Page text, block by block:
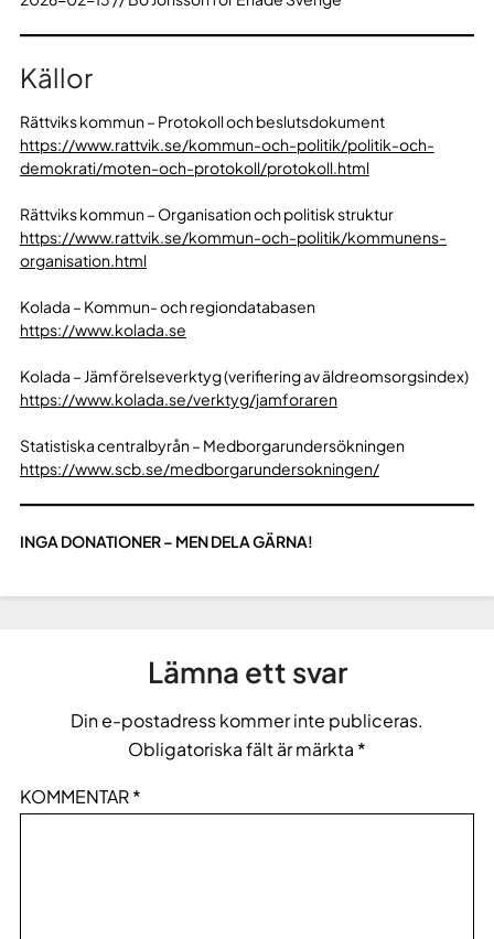
Källor
Rättviks kommun – Protokoll och beslutsdokument
https://www.rattvik.se/kommun-och-politik/politik-och-
demokrati/moten-och-protokoll/protokoll.html
Rättviks kommun – Organisation och politisk struktur
https://www.rattvik.se/kommun-och-politik/kommunens-
organisation.html
Kolada – Kommun- och regiondatabasen
https://www.kolada.se
Kolada – Jämförelseverktyg (verifiering av äldreomsorgsindex)
https://www.kolada.se/verktyg/jamforaren
Statistiska centralbyrån – Medborgarundersökningen
https://www.scb.se/medborgarundersokningen/
INGA DONATIONER – MEN DELA GÄRNA!
Lämna ett svar
Din e-postadress kommer inte publiceras.
Obligatoriska fält är märkta *
KOMMENTAR*